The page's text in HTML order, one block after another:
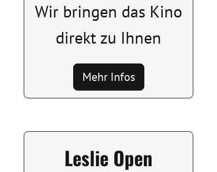
Wir bringen das Kino
direkt zu Ihnen
Mehr Infos
Leslie Open